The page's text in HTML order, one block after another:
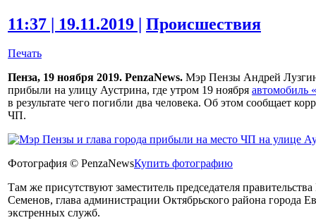
11:37 | 19.11.2019 | Происшествия
Печать
Пенза, 19 ноября 2019. PenzaNews. Мэр Пензы Андрей
прибыли на улицу Аустрина, где утром 19 ноября автомобиль
в результате чего погибли два человека. Об этом сообщает
ЧП.
Фотография © PenzaNewsКупить фотографию
Там же присутствуют заместитель председателя
Семенов, глава администрации Октябрьского района города
экстренных служб.